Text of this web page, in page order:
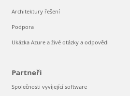
Architektury řešení
Podpora
Ukázka Azure a živé otázky a odpovědi
Partneři
Společnosti vyvíjející software